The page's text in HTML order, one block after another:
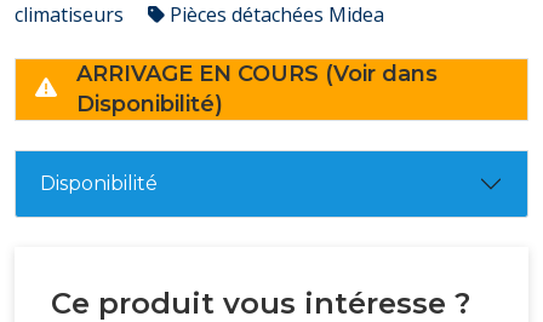
climatiseurs
Pièces détachées Midea
ARRIVAGE EN COURS (Voir dans
Disponibilité)
Disponibilité
Ce produit vous intéresse ?